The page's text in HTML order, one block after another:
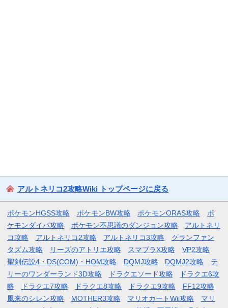
アルトネリコ2攻略Wiki トップページに戻る
ポケモンHGSS攻略 ポケモンBW攻略 ポケモンORAS攻略
ポ
ケモンダイパ攻略
ポケモン不思議のダンジョン攻略
アルトネリ
コ攻略
アルトネリコ2攻略 アルトネリコ3攻略
グランファン
タズム攻略
リーズのアトリエ攻略 スマブラX攻略
VP2攻略
聖剣伝説4・DS(COM)・HOM攻略
DQMJ攻略 DQMJ2攻略
テ
リーのワンダーランド3D攻略
ドラクエソード攻略
ドラクエ6攻
略
ドラクエ7攻略 ドラクエ8攻略 ドラクエ9攻略
FF12攻略
風来のシレン攻略
MOTHER3攻略 マリオカートWii攻略
マリ